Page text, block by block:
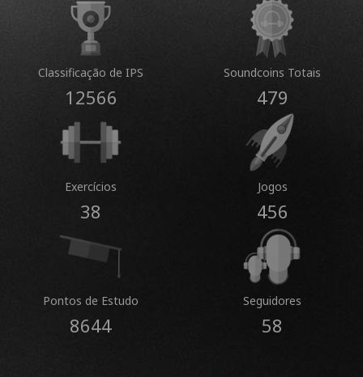
Classificação de IPS
12566
Soundcoins Totais
479
Exercícios
38
Jogos
456
Pontos de Estudo
8644
Seguidores
58